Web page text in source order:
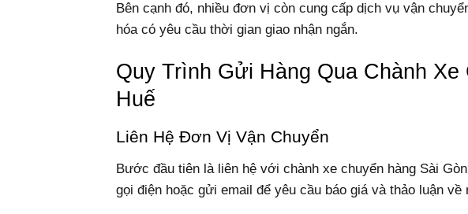
Bên cạnh đó, nhiều đơn vị còn cung cấp dịch vụ vận
hóa có yêu cầu thời gian giao nhận ngắn.
Quy Trình Gửi Hàng Qua Chành Xe
Huế
Liên Hệ Đơn Vị Vận Chuyển
Bước đầu tiên là liên hệ với chành xe chuyển hàng Sài
gọi điện hoặc gửi email để yêu cầu báo giá và thảo luận